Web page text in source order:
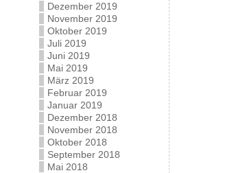
Dezember 2019
November 2019
Oktober 2019
Juli 2019
Juni 2019
Mai 2019
März 2019
Februar 2019
Januar 2019
Dezember 2018
November 2018
Oktober 2018
September 2018
Mai 2018